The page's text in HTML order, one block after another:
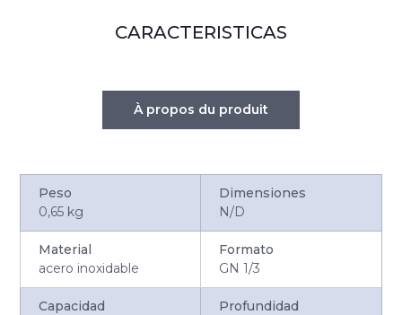
CARACTERISTICAS
À propos du produit
Peso
0,65 kg
Dimensiones
N/D
Material
acero inoxidable
Formato
GN 1/3
Capacidad
Profundidad